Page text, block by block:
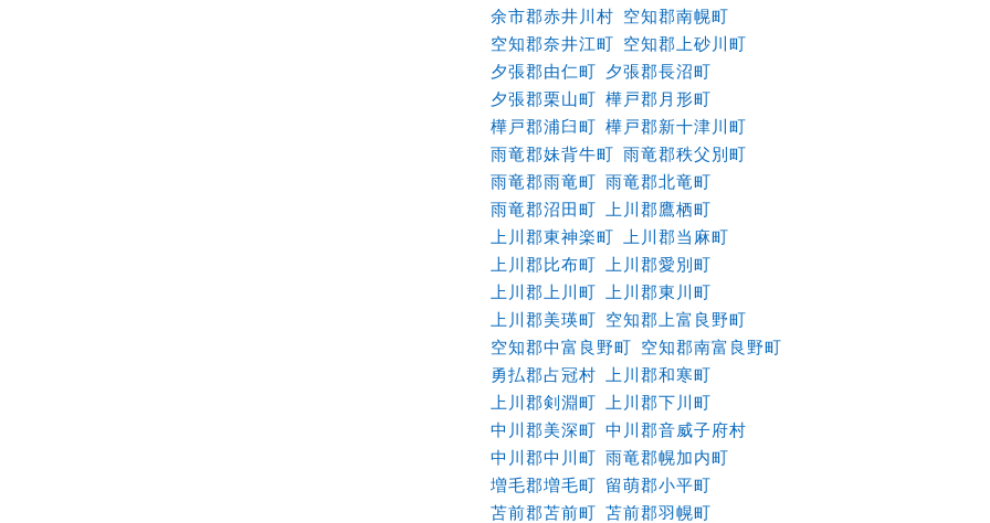
余市郡赤井川村 空知郡南幌町
空知郡奈井江町 空知郡上砂川町
夕張郡由仁町 夕張郡長沼町
夕張郡栗山町 樺戸郡月形町
樺戸郡浦臼町 樺戸郡新十津川町
雨竜郡妹背牛町 雨竜郡秩父別町
雨竜郡雨竜町 雨竜郡北竜町
雨竜郡沼田町
上川郡鷹栖町
上川郡東神楽町
上川郡当麻町
上川郡比布町
上川郡愛別町
上川郡上川町
上川郡東川町
上川郡美瑛町 空知郡上富良野町
空知郡中富良野町 空知郡南富良野町
勇払郡占冠村
上川郡和寒町
上川郡剣淵町
上川郡下川町
中川郡美深町 中川郡音威子府村
中川郡中川町 雨竜郡幌加内町
増毛郡増毛町 留萌郡小平町
苫前郡苫前町 苫前郡羽幌町